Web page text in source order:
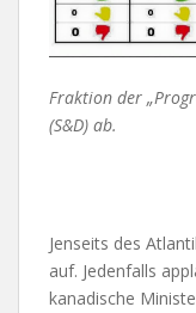
Fraktion der
(S&D) ab.
Jenseits des
auf. Jedenfalls
kanadische